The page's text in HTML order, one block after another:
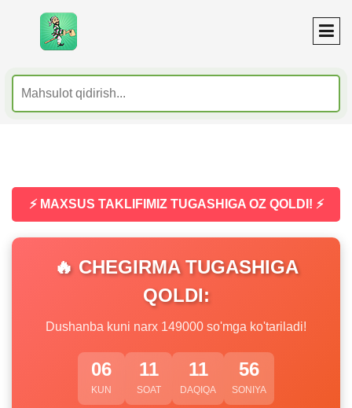
⚡ MAXSUS TAKLIFIMIZ TUGASHIGA OZ QOLDI! ⚡
🔥 CHEGIRMA TUGASHIGA
QOLDI:
Dushanba kuni narx 149000 so'mga ko'tariladi!
06
KUN
11
SOAT
11
DAQIQA
55
SONIYA